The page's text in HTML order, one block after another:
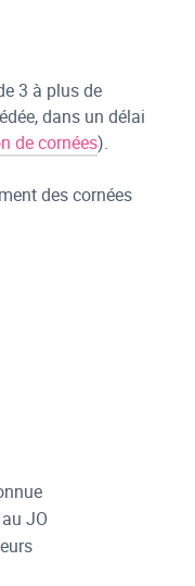
3 à plus de
dans un délai
de cornées).
des cornées
JO